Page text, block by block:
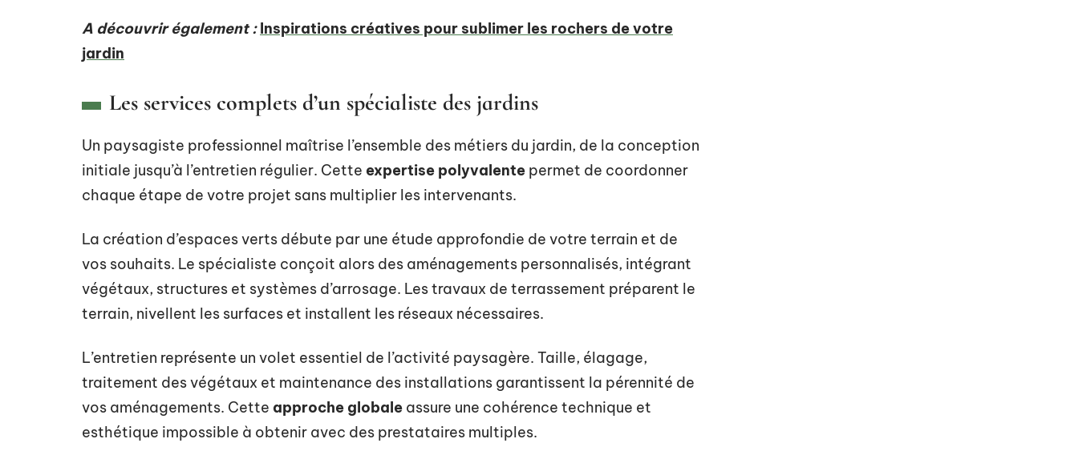
A découvrir également : Inspirations créatives pour sublimer les rochers de votre
jardin
Les services complets d’un spécialiste des jardins
Un paysagiste professionnel maîtrise l’ensemble des métiers du jardin, de la conception
initiale jusqu’à l’entretien régulier. Cette expertise polyvalente permet de coordonner
chaque étape de votre projet sans multiplier les intervenants.
La création d’espaces verts débute par une étude approfondie de votre terrain et de
vos souhaits. Le spécialiste conçoit alors des aménagements personnalisés, intégrant
végétaux, structures et systèmes d’arrosage. Les travaux de terrassement préparent le
terrain, nivellent les surfaces et installent les réseaux nécessaires.
L’entretien représente un volet essentiel de l’activité paysagère. Taille, élagage,
traitement des végétaux et maintenance des installations garantissent la pérennité de
vos aménagements. Cette approche globale assure une cohérence technique et
esthétique impossible à obtenir avec des prestataires multiples.